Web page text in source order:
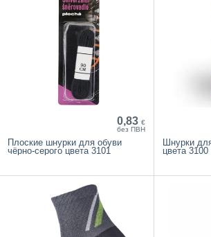
0,83 €
без ПВН
Плоские шнурки для обуви
чёрно-серого цвета 3101
Шнурки
цвета 3100